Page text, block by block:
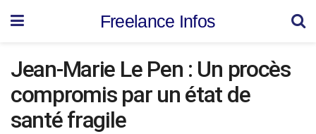
Freelance Infos
Jean-Marie Le Pen : Un procès
compromis par un état de
santé fragile